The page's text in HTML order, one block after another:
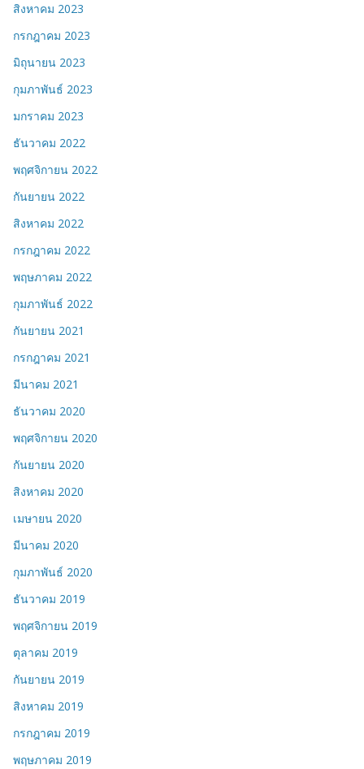
สิงหาคม 2023
กรกฎาคม 2023
มิถุนายน 2023
กุมภาพันธ์ 2023
มกราคม 2023
ธันวาคม 2022
พฤศจิกายน 2022
กันยายน 2022
สิงหาคม 2022
กรกฎาคม 2022
พฤษภาคม 2022
กุมภาพันธ์ 2022
กันยายน 2021
กรกฎาคม 2021
มีนาคม 2021
ธันวาคม 2020
พฤศจิกายน 2020
กันยายน 2020
สิงหาคม 2020
เมษายน 2020
มีนาคม 2020
กุมภาพันธ์ 2020
ธันวาคม 2019
พฤศจิกายน 2019
ตุลาคม 2019
กันยายน 2019
สิงหาคม 2019
กรกฎาคม 2019
พฤษภาคม 2019